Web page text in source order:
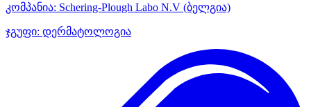
კომპანია: Schering-Plough Labo N.V (ბელგია)
ჯგუფი: დერმატოლოგია